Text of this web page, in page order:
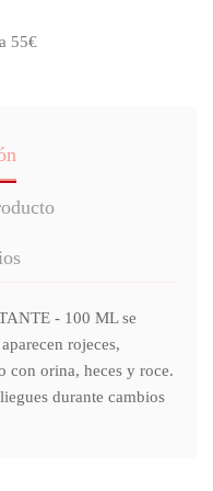
55€
- 100 ML se
rojeces,
con orina, heces y roce.
durante cambios